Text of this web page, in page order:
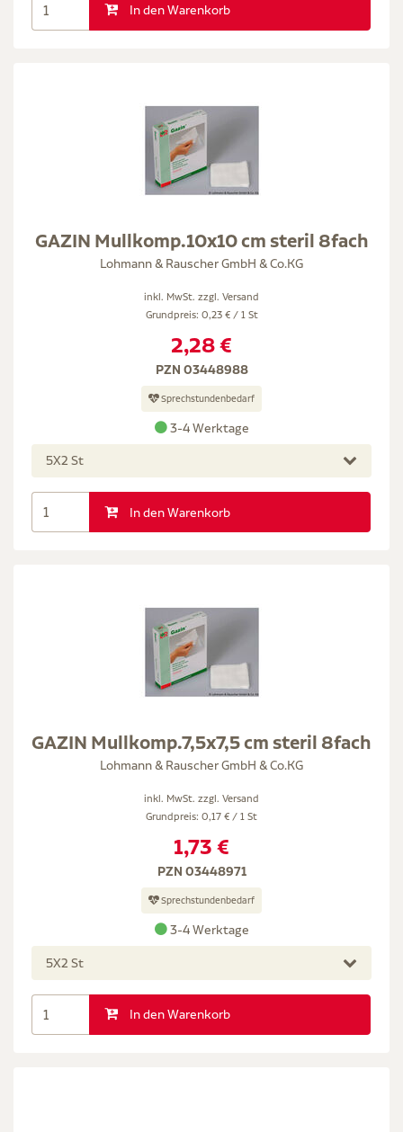
In den Warenkorb
GAZIN Mullkomp.10x10 cm steril 8fach
Lohmann & Rauscher GmbH & Co.KG
inkl. MwSt. zzgl. Versand
Grundpreis: 0,23 € / 1 St
2,28 €
PZN 03448988
Sprechstundenbedarf
3-4 Werktage
5X2 St
In den Warenkorb
GAZIN Mullkomp.7,5x7,5 cm steril 8fach
Lohmann & Rauscher GmbH & Co.KG
inkl. MwSt. zzgl. Versand
Grundpreis: 0,17 € / 1 St
1,73 €
PZN 03448971
Sprechstundenbedarf
3-4 Werktage
5X2 St
In den Warenkorb